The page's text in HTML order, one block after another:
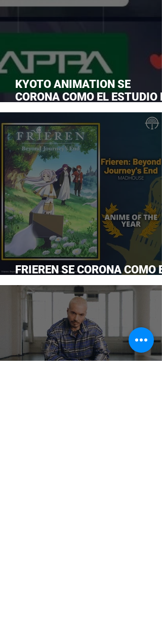
KYOTO ANIMATION SE
CORONA COMO EL ESTUDIO
ANIME FAVORITO Y LE ROBA
CORONA A MAPPA
FRIEREN SE CORONA COMO
ANIME DEL AÑO